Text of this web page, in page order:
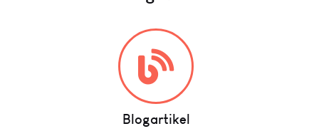
Blogartikel